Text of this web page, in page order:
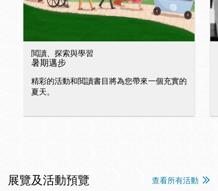
閲讀、探索與學習
暑期邁步
精彩的活動和閲讀書目將為您帶來一個充實的
夏天。
展覽及活動預覽 查看所有活動